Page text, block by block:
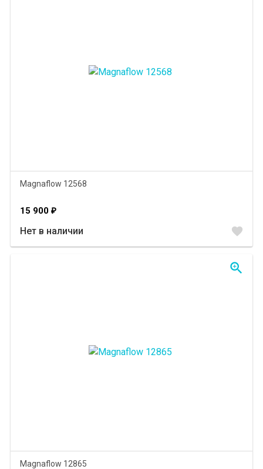
Magnaflow 12568
15 900 ₽
Нет в наличии favorite
Magnaflow 12865
zoom_in